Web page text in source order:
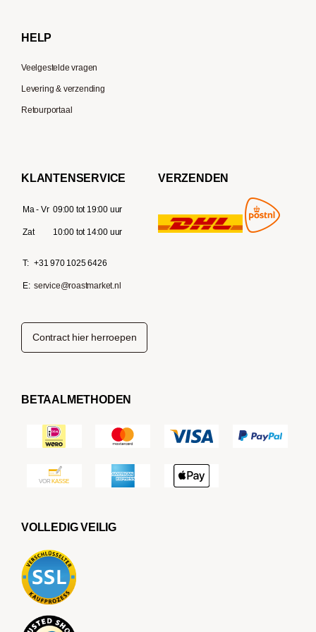
HELP
Veelgestelde vragen
Levering & verzending
Retourportaal
KLANTENSERVICE
Ma - Vr 09:00 tot 19:00 uur
Zat 10:00 tot 14:00 uur
T: +31 970 1025 6426
E: service@roastmarket.nl
VERZENDEN
Contract hier herroepen
BETAALMETHODEN
VOLLEDIG VEILIG